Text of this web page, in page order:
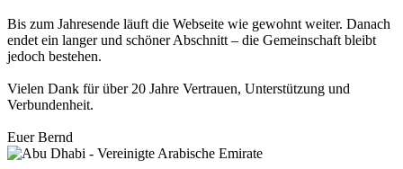
Bis zum Jahresende läuft die Webseite wie gewohnt weiter. Danach
endet ein langer und schöner Abschnitt – die Gemeinschaft bleibt
jedoch bestehen.
Vielen Dank für über 20 Jahre Vertrauen, Unterstützung und
Verbundenheit.
Euer Bernd